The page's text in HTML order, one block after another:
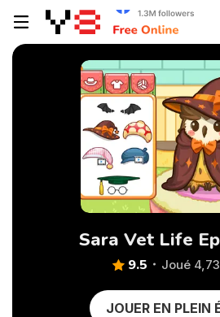
Sara Vet Life
9.5 Joué
JOUER EN PLEIN